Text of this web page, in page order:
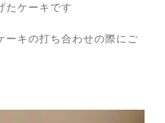
たケーキです
ーキの打ち合わせの際にご